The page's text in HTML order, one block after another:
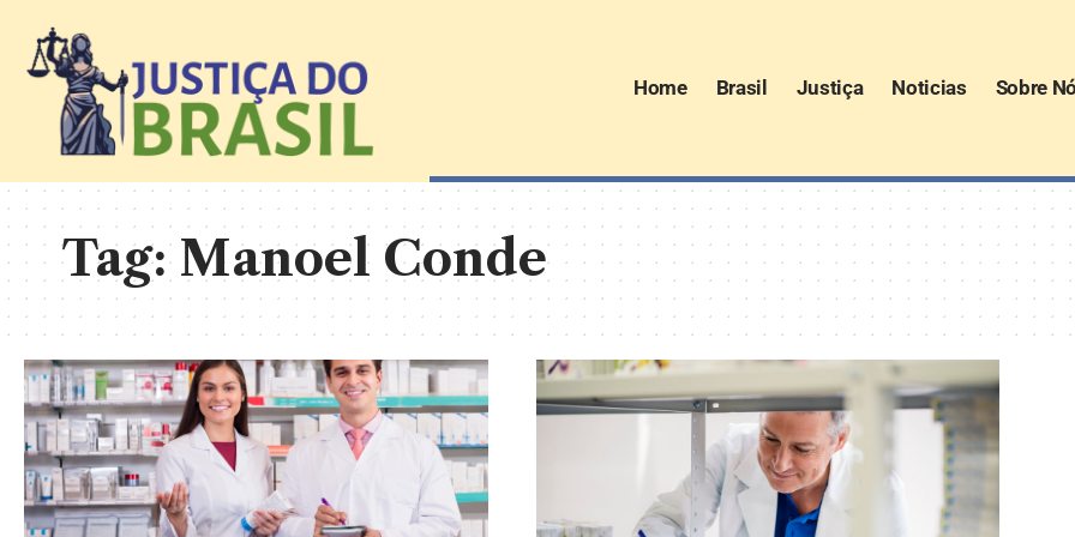
Home Brasil Justiça Noticias Sobre
Tag:Manoel Conde